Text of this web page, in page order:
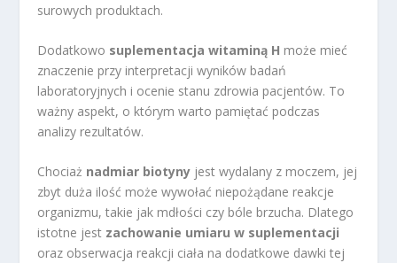
surowych produktach.
Dodatkowo suplementacja witaminą H może mieć
znaczenie przy interpretacji wyników badań
laboratoryjnych i ocenie stanu zdrowia pacjentów. To
ważny aspekt, o którym warto pamiętać podczas
analizy rezultatów.
Chociaż nadmiar biotyny jest wydalany z moczem, jej
zbyt duża ilość może wywołać niepożądane reakcje
organizmu, takie jak mdłości czy bóle brzucha. Dlatego
istotne jest zachowanie umiaru w suplementacji
oraz obserwacja reakcji ciała na dodatkowe dawki tej